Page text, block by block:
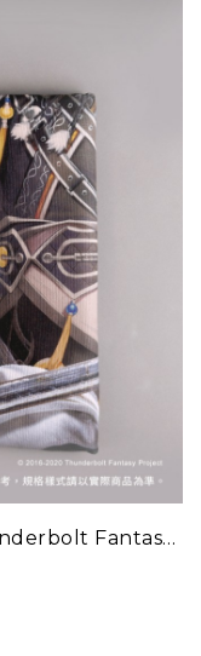
Fantasy
不患)